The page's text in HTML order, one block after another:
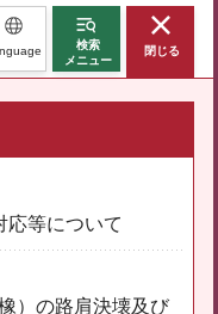
検索
メニュー
閉じる
応等について
）の路肩決壊及び